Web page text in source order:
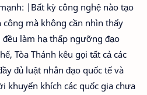
|Bất kỳ công nghệ nào tạo
công mà không cần nhìn thấy
làm hạ thấp ngưỡng đạo
Tòa Thánh kêu gọi tất cả các
đủ luật nhân đạo quốc tế và
khuyến khích các quốc gia chưa